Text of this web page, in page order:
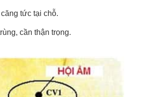
tức tại chỗ.
cần thận trọng.